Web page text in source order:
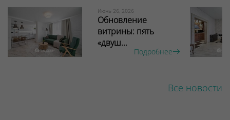
Июнь 26, 2026
Обновление
витрины: пять
«двуш...
Подробнее
Все новости